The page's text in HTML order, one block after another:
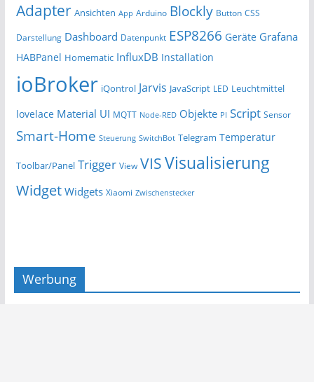
Adapter Ansichten App Arduino Blockly Button CSS
Darstellung Dashboard Datenpunkt ESP8266 Geräte Grafana
HABPanel Homematic InfluxDB Installation
ioBroker iQontrol Jarvis JavaScript LED Leuchtmittel
lovelace Material UI MQTT Node-RED Objekte PI Script Sensor
Smart-Home Steuerung SwitchBot Telegram Temperatur
Toolbar/Panel Trigger View VISVisualisierung
Widget Widgets Xiaomi Zwischenstecker
Werbung